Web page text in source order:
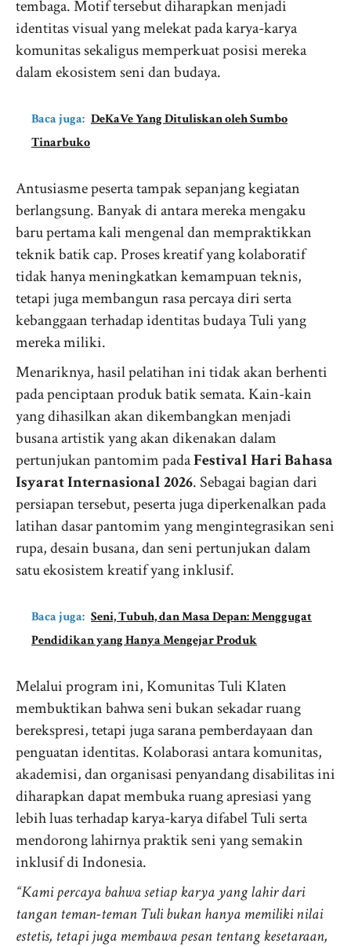
tembaga. Motif tersebut diharapkan menjadi
identitas visual yang melekat pada karya-karya
komunitas sekaligus memperkuat posisi mereka
dalam ekosistem seni dan budaya.
Baca juga: DeKaVe Yang Dituliskan oleh Sumbo
Tinarbuko
Antusiasme peserta tampak sepanjang kegiatan
berlangsung. Banyak di antara mereka mengaku
baru pertama kali mengenal dan mempraktikkan
teknik batik cap. Proses kreatif yang kolaboratif
tidak hanya meningkatkan kemampuan teknis,
tetapi juga membangun rasa percaya diri serta
kebanggaan terhadap identitas budaya Tuli yang
mereka miliki.
Menariknya, hasil pelatihan ini tidak akan berhenti
pada penciptaan produk batik semata. Kain-kain
yang dihasilkan akan dikembangkan menjadi
busana artistik yang akan dikenakan dalam
pertunjukan pantomim padaFestival Hari Bahasa
Isyarat Internasional 2026. Sebagai bagian dari
persiapan tersebut, peserta juga diperkenalkan pada
latihan dasar pantomim yang mengintegrasikan seni
rupa, desain busana, dan seni pertunjukan dalam
satu ekosistem kreatif yang inklusif.
Baca juga: Seni, Tubuh, dan Masa Depan: Menggugat
Pendidikan yang Hanya Mengejar Produk
Melalui program ini, Komunitas Tuli Klaten
membuktikan bahwa seni bukan sekadar ruang
berekspresi, tetapi juga sarana pemberdayaan dan
penguatan identitas. Kolaborasi antara komunitas,
akademisi, dan organisasi penyandang disabilitas ini
diharapkan dapat membuka ruang apresiasi yang
lebih luas terhadap karya-karya difabel Tuli serta
mendorong lahirnya praktik seni yang semakin
inklusif di Indonesia.
“Kami percaya bahwa setiap karya yang lahir dari
tangan teman-teman Tuli bukan hanya memiliki nilai
estetis, tetapi juga membawa pesan tentang kesetaraan,